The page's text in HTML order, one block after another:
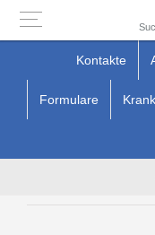
springen
Kontakte
Formulare